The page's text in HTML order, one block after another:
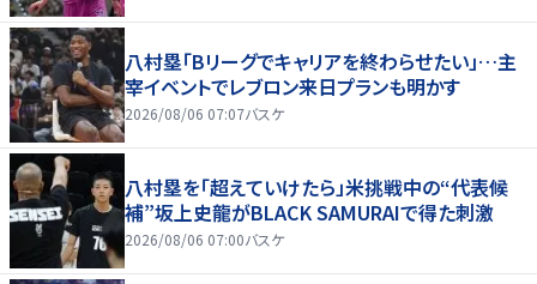
八村塁「Bリーグでキャリアを終わらせたい」…主
宰イベントでレブロン来日プランも明かす
2026/08/06 07:07バスケ
八村塁を「超えていけたら」米挑戦中の“代表候
補”坂上史龍がBLACK SAMURAIで得た刺激
2026/08/06 07:00バスケ